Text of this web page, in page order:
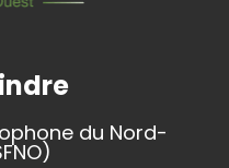
du Nord-